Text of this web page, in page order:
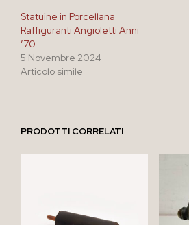
Statuine in Porcellana
Raffiguranti Angioletti Anni
’70
5 Novembre 2024
Articolo simile
PRODOTTI CORRELATI